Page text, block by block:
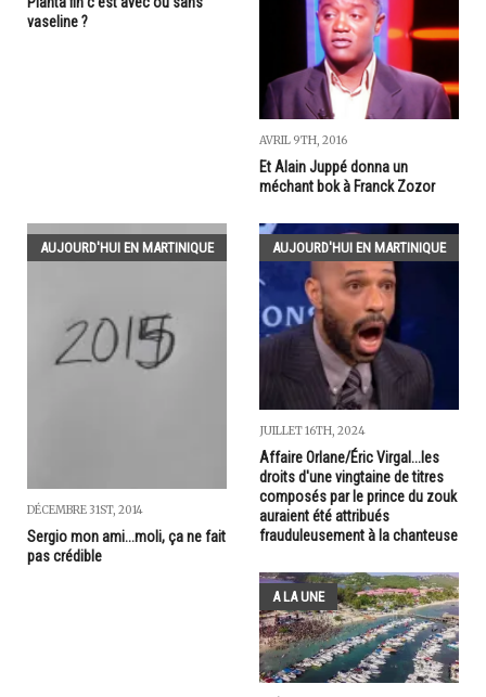
vaseline ?
AVRIL 9TH, 2016
Et Alain Juppé donna un
méchant bok à Franck Zozor
AUJOURD'HUI EN MARTINIQUE
DÉCEMBRE 31ST, 2014
Sergio mon ami...moli, ça ne fait
pas crédible
AUJOURD'HUI EN MARTINIQUE
JUILLET 16TH, 2024
Affaire Orlane/Éric Virgal...les
droits d'une vingtaine de titres
composés par le prince du zouk
auraient été attribués
frauduleusement à la chanteuse
A LA UNE